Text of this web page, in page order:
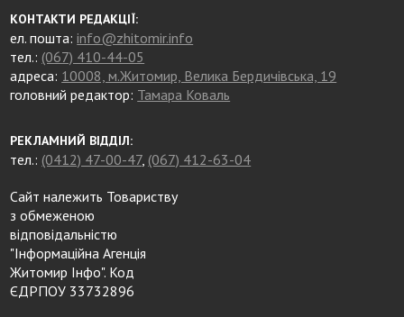
КОНТАКТИ РЕДАКЦІЇ:
ел. пошта:info@zhitomir.info
тел.: (067) 410-44-05
адреса: 10008, м.Житомир, Велика Бердичівська, 19
головний редактор: Тамара Коваль
РЕКЛАМНИЙ ВІДДІЛ:
тел.: (0412) 47-00-47, (067) 412-63-04
Сайт належить Товариству
з обмеженою
відповідальністю
"Інформаційна Агенція
Житомир Інфо". Код
ЄДРПОУ 33732896